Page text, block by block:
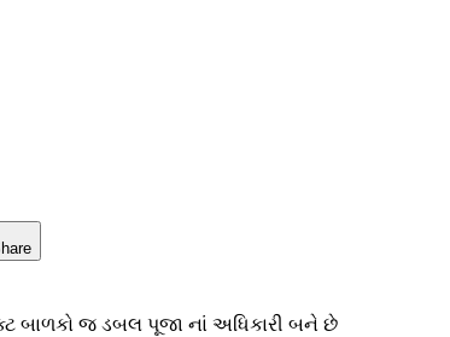
બાળકો જ ડબલ પૂજા નાં અધિકારી બને છે